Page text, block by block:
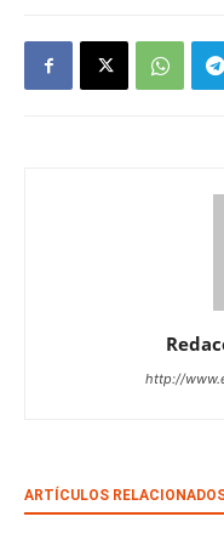
http://
ARTÍCULOS